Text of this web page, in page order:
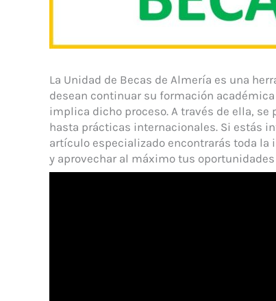
La Unidad de Becas de Almería es una
desean continuar su formación
implica dicho proceso. A través de ella,
hasta prácticas internacionales. Si estás
artículo especializado encontrarás toda
y aprovechar al máximo tus